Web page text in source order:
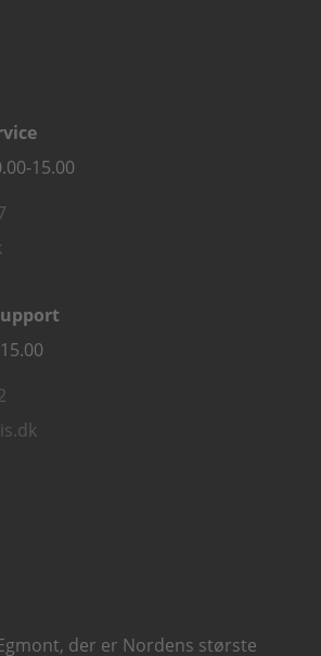
15.00
der er Nordens største